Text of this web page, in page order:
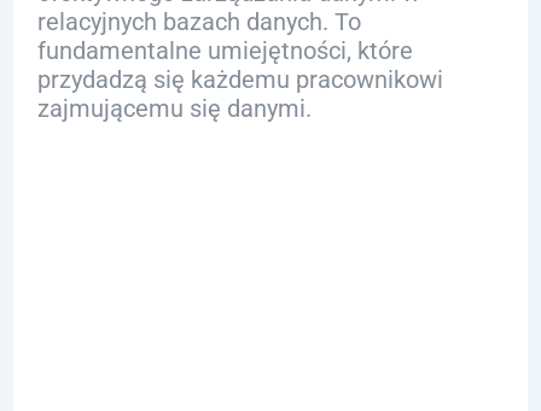
relacyjnych bazach danych. To
fundamentalne umiejętności, które
przydadzą się każdemu pracownikowi
zajmującemu się danymi.